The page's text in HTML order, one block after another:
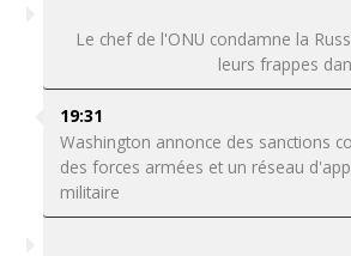
Le chef de l'ONU condamne la
leurs frappes
19:31
Washington annonce des sanctions
des forces armées et un réseau
militaire